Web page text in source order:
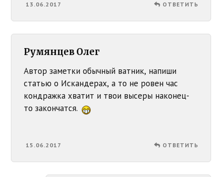
13.06.2017 ОТВЕТИТЬ
Румянцев Олег
Автор заметки обычный ватник, напиши
статью о Искандерах, а то не ровен час
кондражка хватит и твои высеры наконец-
то закончатся.
15.06.2017 ОТВЕТИТЬ